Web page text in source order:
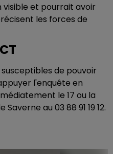
visible et pourrait avoir
les forces de
de pouvoir
l'enquête en
le 17 ou la
au 03 88 91 19 12.